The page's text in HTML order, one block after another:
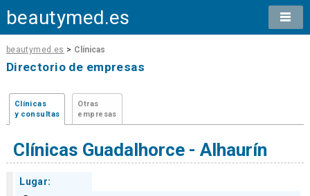
beautymed.es
beautymed.es > Clínicas
Directorio de empresas
Clínicas
y consultas
Otras
empresas
Clínicas Guadalhorce - Alhaurín
Lugar: